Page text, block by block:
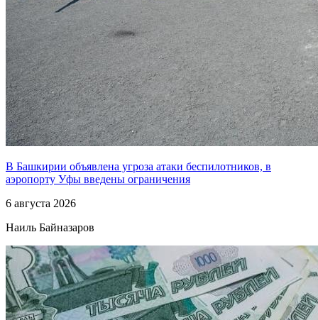
В Башкирии объявлена угроза атаки беспилотников, в
аэропорту Уфы введены ограничения
6 августа 2026
Наиль Байназаров